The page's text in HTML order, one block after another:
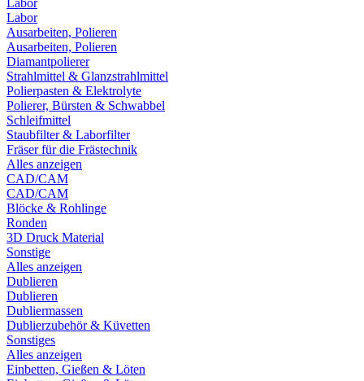
Labor
Labor
Ausarbeiten, Polieren
Ausarbeiten, Polieren
Diamantpolierer
Strahlmittel & Glanzstrahlmittel
Polierpasten & Elektrolyte
Polierer, Bürsten & Schwabbel
Schleifmittel
Staubfilter & Laborfilter
Fräser für die Frästechnik
Alles anzeigen
CAD/CAM
CAD/CAM
Blöcke & Rohlinge
Ronden
3D Druck Material
Sonstige
Alles anzeigen
Dublieren
Dublieren
Dubliermassen
Dublierzubehör & Küvetten
Sonstiges
Alles anzeigen
Einbetten, Gießen & Löten